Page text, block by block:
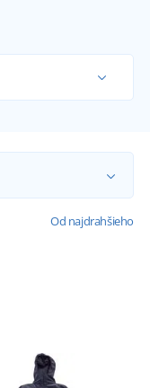
Od najdrahšieho